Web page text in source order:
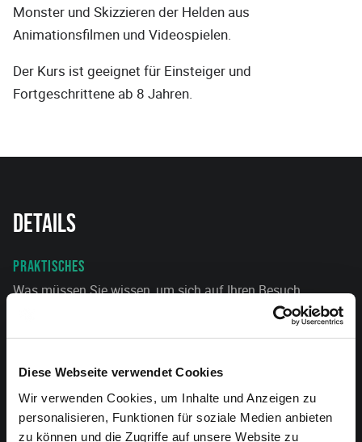
Diese Webseite verwendet Cookies
Wir verwenden Cookies, um Inhalte und Anzeigen zu
personalisieren, Funktionen für soziale Medien anbieten
zu können und die Zugriffe auf unsere Website zu
Monster und Skizzieren der Helden aus
Animationsfilmen und Videospielen.
Der Kurs ist geeignet für Einsteiger und
Fortgeschrittene ab 8 Jahren.
Details
PRAKTISCHES
Was müssen Sie wissen, um sich auf Ihren Besuch
Mehr Infos hier
ANFAHRT
Alle Infos zur Anreise.